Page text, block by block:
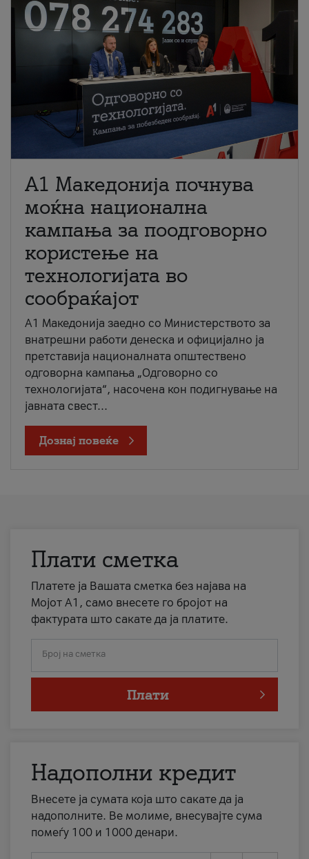
A1 Македонија почнува
моќна национална
кампања за поодговорно
користење на
технологијата во
сообраќајот
A1 Македонија заедно со Министерството за
внатрешни работи денеска и официјално ја
претставија националната општествено
одговорна кампања „Одговорно со
технологијата“, насочена кон подигнување на
јавната свест...
Дознај повеќе
Плати сметка
Платете ја Вашата сметка без најава на
Мојот А1, само внесете го бројот на
фактурата што сакате да ја платите.
Број на сметка
Плати
Надополни кредит
Внесете ја сумата која што сакате да ја
надополните. Ве молиме, внесувајте сума
помеѓу 100 и 1000 денари.